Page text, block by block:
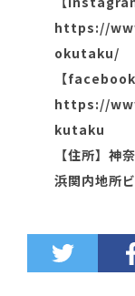
https://
okutaku/
【facebook
https://
kutaku
【住所】
浜関内地所